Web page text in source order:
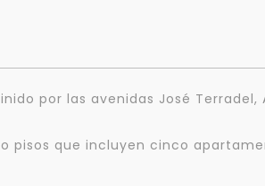
por las avenidas José Terradel,
pisos que incluyen cinco